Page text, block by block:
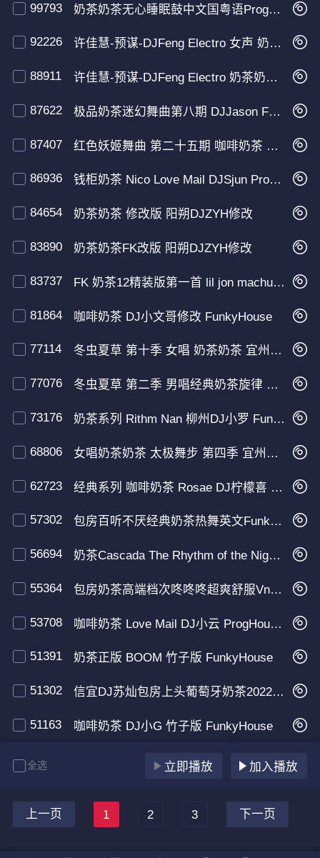
99793 奶茶奶茶无心睡眠鼓中文国粤语ProgHouse
92226 许佳慧-预谋-DJFeng Electro 女声 奶茶奶茶版
88911 许佳慧-预谋-DJFeng Electro 奶茶奶茶 女声
87622 极品奶茶迷幻舞曲第八期 DJJason FunkyHouse
87407 红色妖姬舞曲 第二十五期 咖啡奶茶 阳朔DJ ZYH FunkyHouse
86936 钱柜奶茶 Nico Love Mail DJSjun ProgHouse DJ陶子修改
84654 奶茶奶茶 修改版 阳朔DJZYH修改
83890 奶茶奶茶FK改版 阳朔DJZYH修改
83737 FK 奶茶12精装版第一首 lil jon machuka 阳朔DJZYH修改
81864 咖啡奶茶 DJ小文哥修改 FunkyHouse
77114 冬虫夏草 第十季 女唱 奶茶奶茶 宜州DJ小涛 FunkyHouse
77076 冬虫夏草 第二季 男唱经典奶茶旋律 宜州DJ小涛 FunkyHouse
73176 奶茶系列 Rithm Nan 柳州DJ小罗 FunkyHouse
68806 女唱奶茶奶茶 太极舞步 第四季 宜州DJ小涛 FunkyHouse
62723 经典系列 咖啡奶茶 Rosae DJ柠檬喜 FunkyHouse
57302 包房百听不厌经典奶茶热舞英文FunkyHouse专辑
56694 奶茶Cascada The Rhythm of the Night DJ柠檬喜 FunkyHouse
55364 包房奶茶高端档次咚咚咚超爽舒服VnHouse极品慢摇
53708 咖啡奶茶 Love Mail DJ小云 ProgHouse 2020
51391 奶茶正版 BOOM 竹子版 FunkyHouse
51302 信宜DJ苏灿包房上头葡萄牙奶茶2022热舞串烧
51163 咖啡奶茶 DJ小G 竹子版 FunkyHouse
全选 立即播放 加入播放
上一页 1 2 3 下一页